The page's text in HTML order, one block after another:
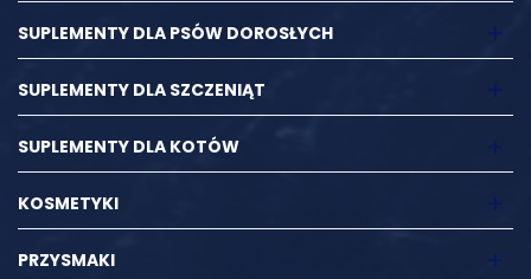
SUPLEMENTY DLA PSÓW DOROSŁYCH
SUPLEMENTY DLA SZCZENIĄT
SUPLEMENTY DLA KOTÓW
KOSMETYKI
PRZYSMAKI